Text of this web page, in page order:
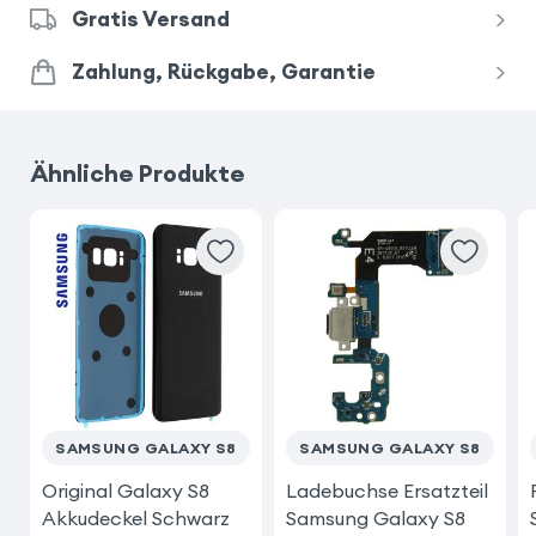
Gratis Versand
Zahlung, Rückgabe, Garantie
Ähnliche Produkte
SAMSUNG GALAXY S8
Original Galaxy S8
Akkudeckel Schwarz
SAMSUNG GALAXY S8
Ladebuchse Ersatzteil
Samsung Galaxy S8